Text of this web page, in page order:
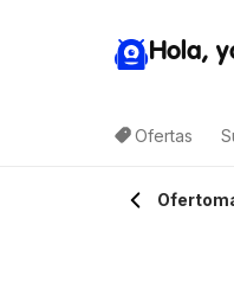
Hola,
Ofertas